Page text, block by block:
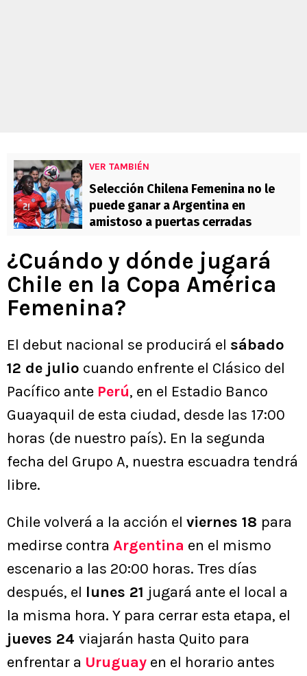
VER TAMBIÉN
Selección Chilena Femenina no le
puede ganar a Argentina en
amistoso a puertas cerradas
¿Cuándo y dónde jugará
Chile en la Copa América
Femenina?
El debut nacional se producirá el sábado
12 de julio cuando enfrente el Clásico del
Pacífico ante Perú, en el Estadio Banco
Guayaquil de esta ciudad, desde las 17:00
horas (de nuestro país). En la segunda
fecha del Grupo A, nuestra escuadra tendrá
libre.
Chile volverá a la acción el viernes 18 para
medirse contra Argentina en el mismo
escenario a las 20:00 horas. Tres días
después, el lunes 21 jugará ante el local a
la misma hora. Y para cerrar esta etapa, el
jueves 24 viajarán hasta Quito para
enfrentar a Uruguay en el horario antes